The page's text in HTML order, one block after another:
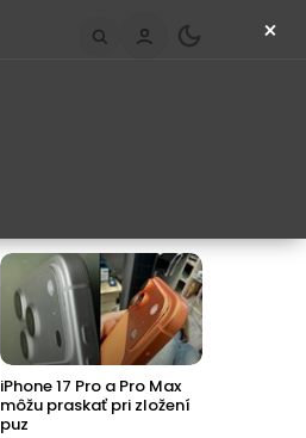
×
iPhone 17 Pro a Pro Max
môžu praskať pri zložení
puz